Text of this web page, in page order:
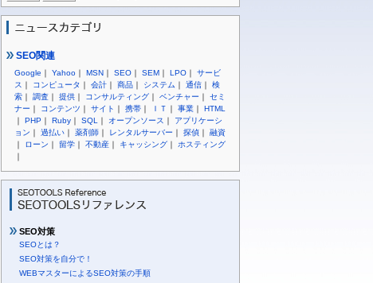
SEO関連
Google ｜ Yahoo ｜ MSN ｜ SEO ｜ SEM ｜ LPO ｜ サービ
ス ｜ コンピュータ ｜ 会計 ｜ 商品 ｜ システム ｜ 通信 ｜ 検
索 ｜ 調査 ｜ 提供 ｜ コンサルティング ｜ ベンチャー ｜ セミ
ナー ｜ コンテンツ ｜ サイト ｜ 携帯 ｜ ＩＴ ｜ 事業 ｜ HTML
｜ PHP ｜ Ruby ｜ SQL ｜ オープンソース ｜ アプリケーシ
ョン ｜ 過払い ｜ 薬剤師 ｜ レンタルサーバー ｜ 探偵 ｜ 融資
｜ ローン ｜ 留学 ｜ 不動産 ｜ キャッシング ｜ ホスティング
｜
SEO対策
SEOとは？
SEO対策を自分で！
WEBマスターによるSEO対策の手順